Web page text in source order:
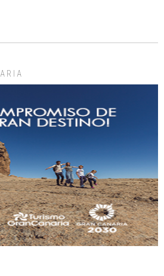
la calle hace menos de un mes, es muy